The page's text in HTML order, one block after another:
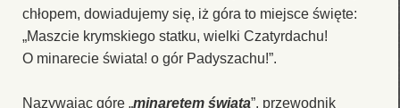
chłopem, dowiadujemy się, iż góra to miejsce święte:
„Maszcie krymskiego statku, wielki Czatyrdachu!
O minarecie świata! o gór Padyszachu!”.
Nazywając górę „minaretem świata”, przewodnik